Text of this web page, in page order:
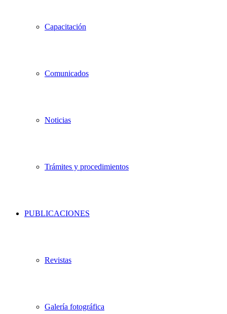
Capacitación
Comunicados
Noticias
Trámites y procedimientos
PUBLICACIONES
Revistas
Galería fotográfica